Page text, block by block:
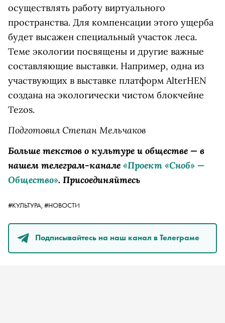
осуществлять работу виртуального
пространства. Для компенсации этого ущерба
будет высажен специальный участок леса.
Теме экологии посвящены и другие важные
составляющие выставки. Например, одна из
участвующих в выставке платформ AlterHEN
создана на экологически чистом блокчейне
Tezos.
Подготовил Степан Мельчаков
Больше текстов о культуре и обществе — в
нашем телеграм-канале «Проект «Сноб» —
Общество». Присоединяйтесь
#КУЛЬТУРА, #НОВОСТИ
Подписывайтесь на наш канал в Телеграме